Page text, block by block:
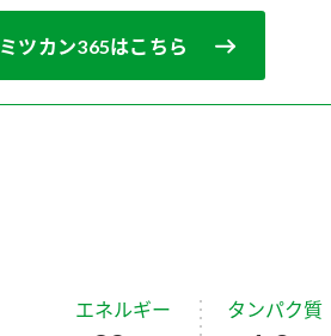
ミツカン365はこちら
エネルギー タンパク質